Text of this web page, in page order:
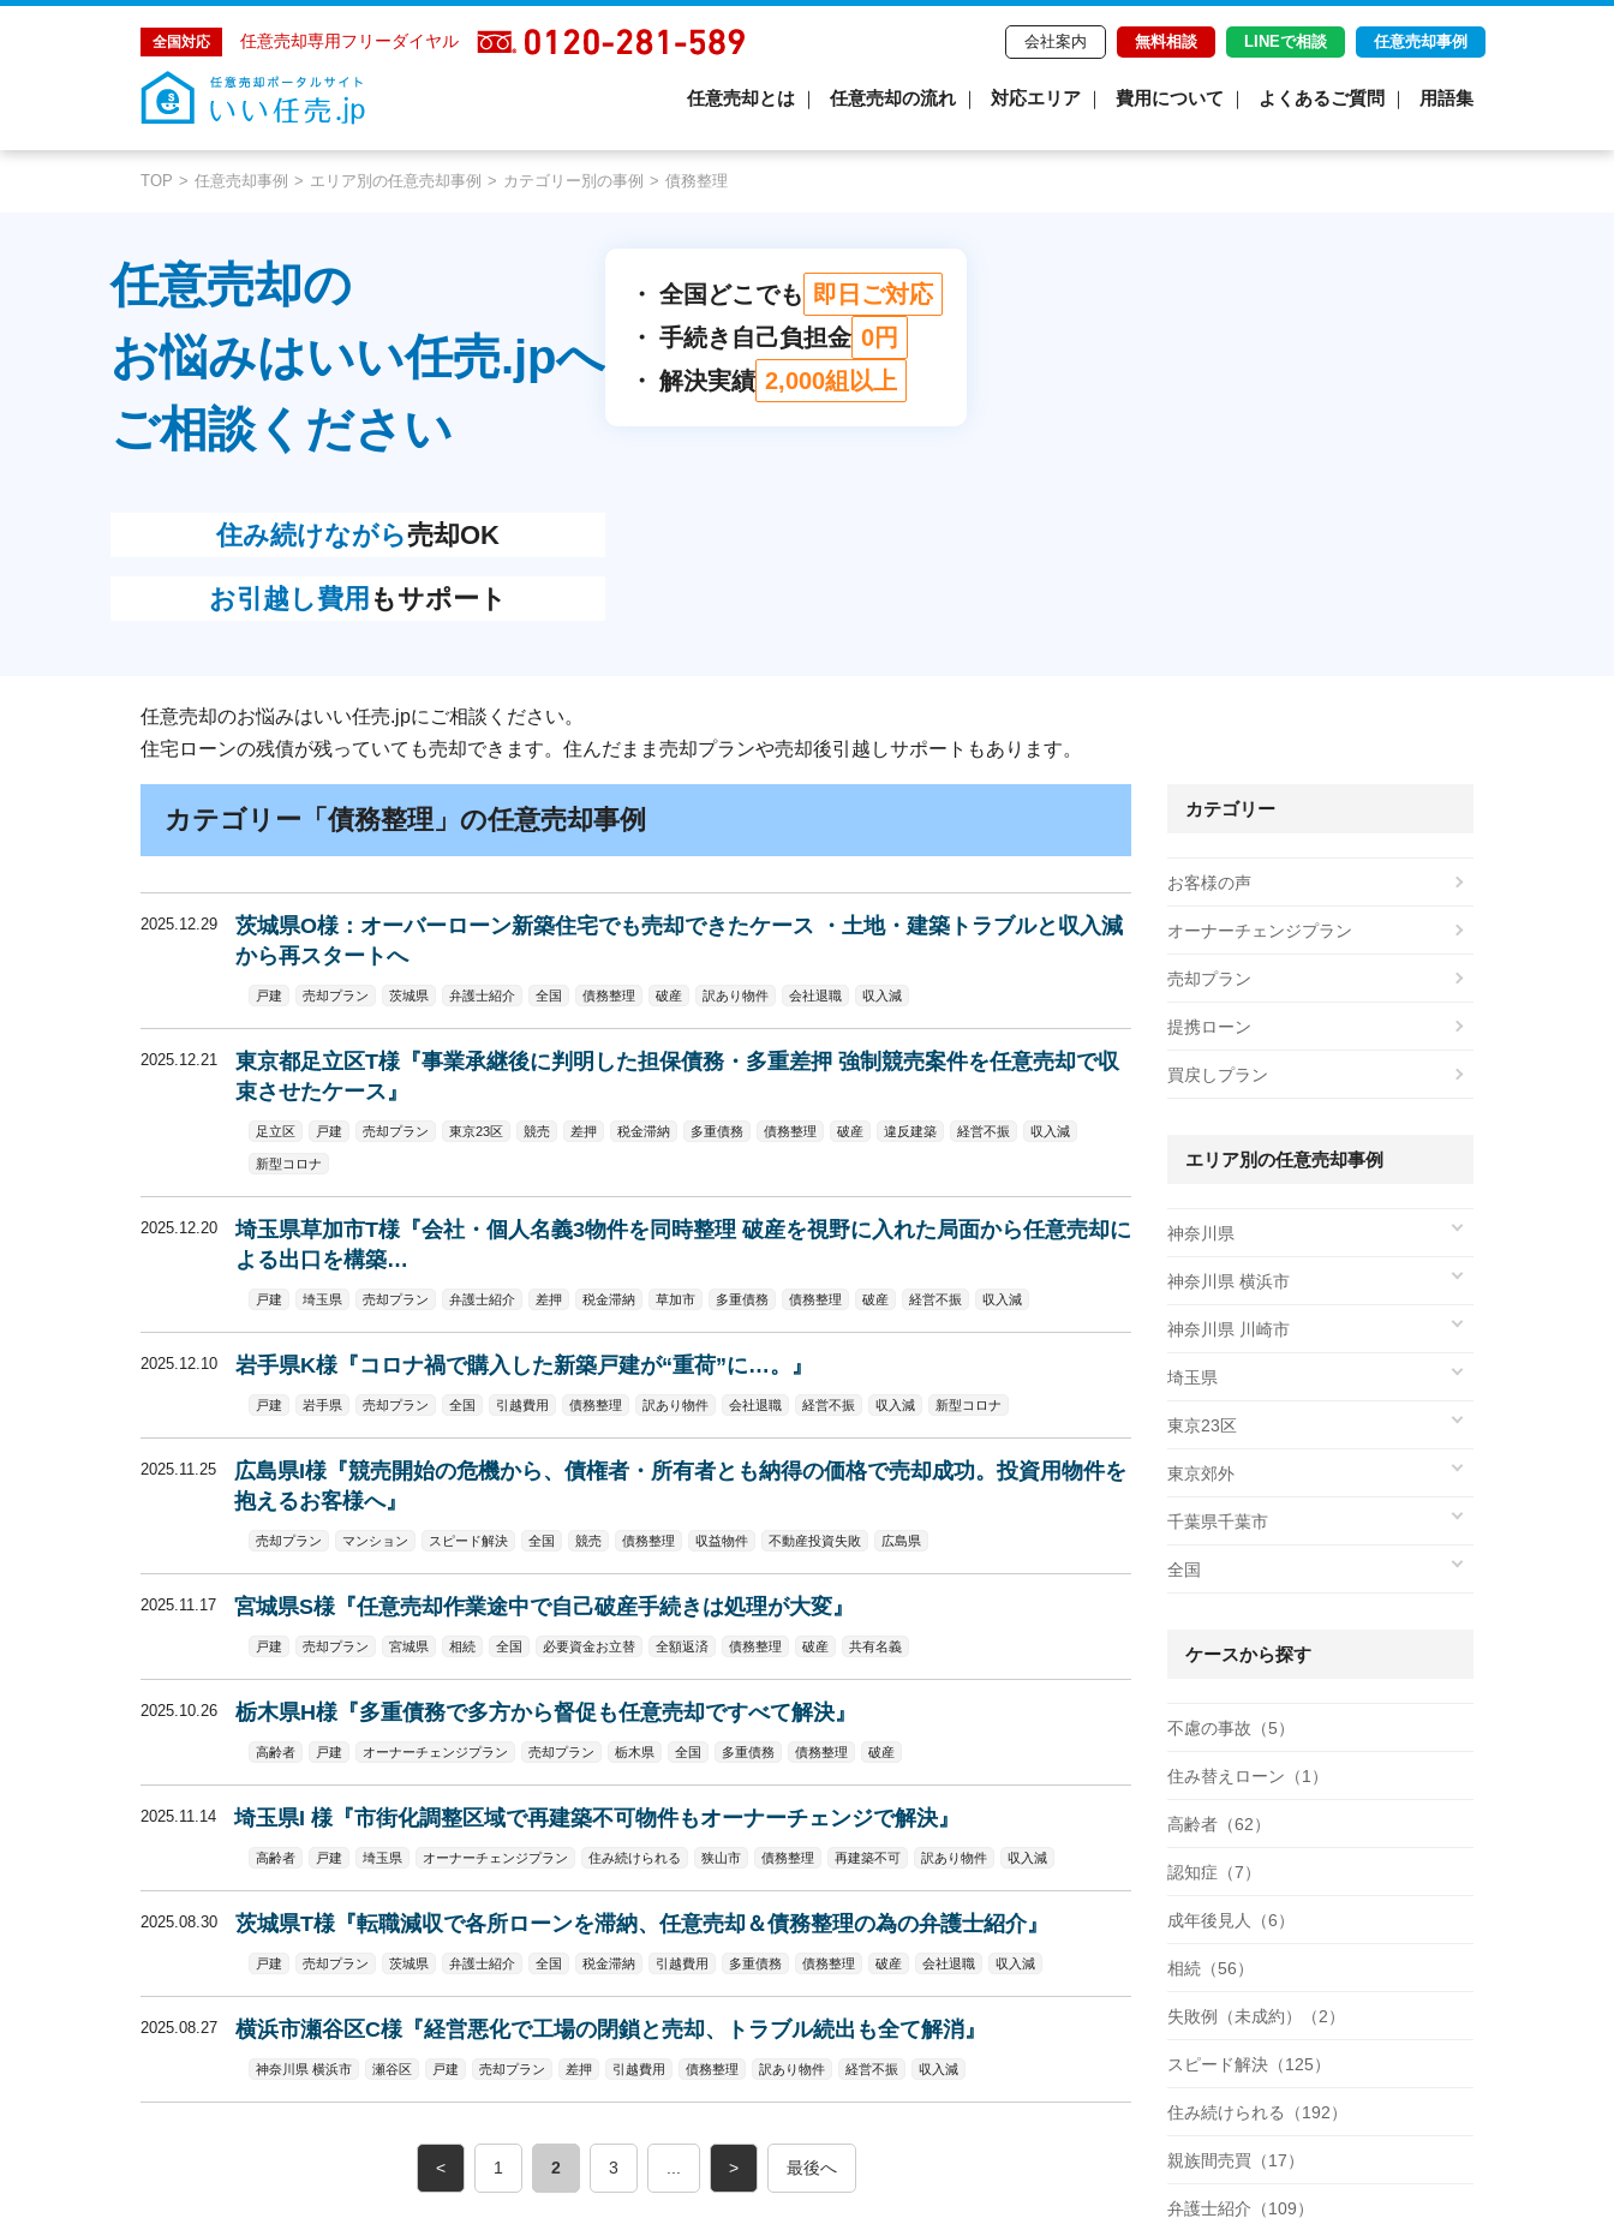
全国対応 任意売却専用フリーダイヤル 会社案内 無料相談 LINEで相談 任意売却事例
任意売却とは 任意売却の流れ 対応エリア 費用について よくあるご質問 用語集
TOP 任意売却事例 エリア別の任意売却事例 カテゴリー別の事例 債務整理
任意売却の
お悩みはいい任売.jpへ
ご相談ください
住み続けながら売却OK
お引越し費用 もサポート
全国どこでも 即日ご対応
手続き自己負担金 0円
解決実績 2,000組以上
任意売却のお悩みはいい任売.jpにご相談ください。
住宅ローンの残債が残っていても売却できます。住んだまま売却プランや売却後引越しサポートもあります。
カテゴリー「債務整理」の任意売却事例
2025.12.29
茨城県O様：オーバーローン新築住宅でも売却できたケース ・土地・建築トラブルと収入減
から再スタートへ
戸建 売却プラン 茨城県 弁護士紹介 全国 債務整理 破産 訳あり物件 会社退職 収入減
2025.12.21
東京都足立区T様『事業承継後に判明した担保債務・多重差押 強制競売案件を任意売却で収
束させたケース』
足立区 戸建 売却プラン 東京23区 競売 差押 税金滞納 多重債務 債務整理 破産 違反建築 経営不振 収入減
新型コロナ
2025.12.20
埼玉県草加市T様『会社・個人名義3物件を同時整理 破産を視野に入れた局面から任意売却に
よる出口を構築…
戸建 埼玉県 売却プラン 弁護士紹介 差押 税金滞納 草加市 多重債務 債務整理 破産 経営不振 収入減
2025.12.10 岩手県K様『コロナ禍で購入した新築戸建が“重荷”に…。』
戸建 岩手県 売却プラン 全国 引越費用 債務整理 訳あり物件 会社退職 経営不振 収入減 新型コロナ
2025.11.25
広島県I様『競売開始の危機から、債権者・所有者とも納得の価格で売却成功。投資用物件を
抱えるお客様へ』
売却プラン マンション スピード解決 全国 競売 債務整理 収益物件 不動産投資失敗 広島県
2025.11.17 宮城県S様『任意売却作業途中で自己破産手続きは処理が大変』
戸建 売却プラン 宮城県 相続 全国 必要資金お立替 全額返済 債務整理 破産 共有名義
2025.10.26 栃木県H様『多重債務で多方から督促も任意売却ですべて解決』
高齢者 戸建 オーナーチェンジプラン 売却プラン 栃木県 全国 多重債務 債務整理 破産
2025.11.14 埼玉県I 様『市街化調整区域で再建築不可物件もオーナーチェンジで解決』
高齢者 戸建 埼玉県 オーナーチェンジプラン 住み続けられる 狭山市 債務整理 再建築不可 訳あり物件 収入減
2025.08.30 茨城県T様『転職減収で各所ローンを滞納、任意売却＆債務整理の為の弁護士紹介』
戸建 売却プラン 茨城県 弁護士紹介 全国 税金滞納 引越費用 多重債務 債務整理 破産 会社退職 収入減
2025.08.27 横浜市瀬谷区C様『経営悪化で工場の閉鎖と売却、トラブル続出も全て解消』
神奈川県 横浜市 瀬谷区 戸建 売却プラン 差押 引越費用 債務整理 訳あり物件 経営不振 収入減
< 1 2 3 > 最後へ
カテゴリー
お客様の声
オーナーチェンジプラン
売却プラン
提携ローン
買戻しプラン
エリア別の任意売却事例
神奈川県
神奈川県 横浜市
神奈川県 川崎市
埼玉県
東京23区
東京郊外
千葉県千葉市
全国
ケースから探す
不慮の事故（5）
住み替えローン（1）
高齢者（62）
認知症（7）
成年後見人（6）
相続（56）
失敗例（未成約）（2）
スピード解決（125）
住み続けられる（192）
親族間売買（17）
弁護士紹介（109）